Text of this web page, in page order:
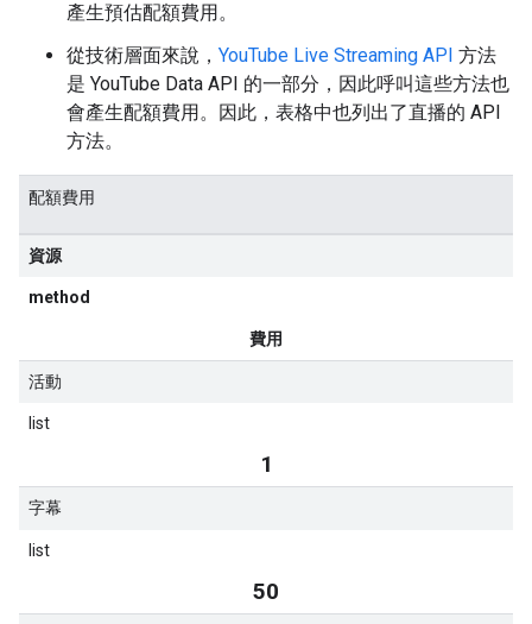
產生預估配額費用。
從技術層面來說， YouTube Live Streaming API 方法
是 YouTube Data API 的一部分，因此呼叫這些方法也
會產生配額費用。因此，表格中也列出了直播的 API
方法。
配額費用
資源
method
費用
活動
list
1
字幕
list
50